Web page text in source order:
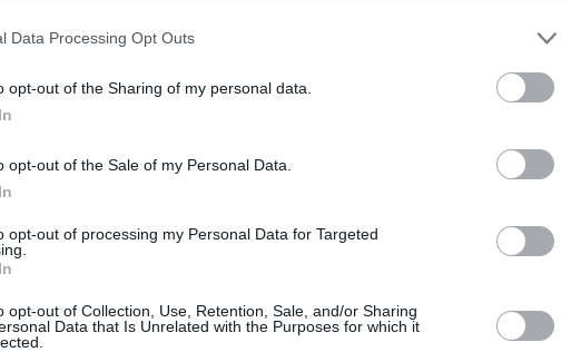
Data Processing Opt Outs
opt-out of the Sharing of my personal data.
opt-out of the Sale of my Personal Data.
opt-out of processing my Personal Data for Targeted
opt-out of Collection, Use, Retention, Sale, and/or Sharing
Data that Is Unrelated with the Purposes for which it
apto para reproducirla”, dice. Y, por ello, invitó a
matan la imaginación y la creatividad,
televisión, para escuchar, jugar con lo más
y con el entendimiento se puede llegar a la
que hacen crecer culturalmente no interesan”,
la música como materia obligatoria en las aulas.
fue a casa con ganas de seguir descubriendo
tradicionales de España y Portugal, cuenta en
de iniciativa privada que alberga más de 450